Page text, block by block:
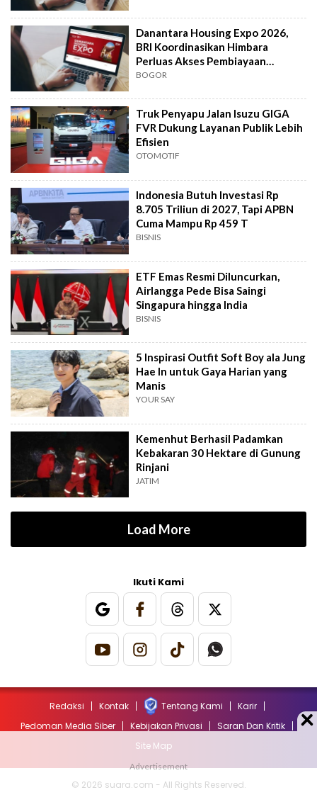
Danantara Housing Expo 2026,
BRI Koordinasikan Himbara
Perluas Akses Pembiayaan
Perumahan
BOGOR
Truk Penyapu Jalan Isuzu GIGA
FVR Dukung Layanan Publik Lebih
Efisien
OTOMOTIF
Indonesia Butuh Investasi Rp
8.705 Triliun di 2027, Tapi APBN
Cuma Mampu Rp 459 T
BISNIS
ETF Emas Resmi Diluncurkan,
Airlangga Pede Bisa Saingi
Singapura hingga India
BISNIS
5 Inspirasi Outfit Soft Boy ala Jung
Hae In untuk Gaya Harian yang
Manis
YOUR SAY
Kemenhut Berhasil Padamkan
Kebakaran 30 Hektare di Gunung
Rinjani
JATIM
Load More
Ikuti Kami
Redaksi Kontak Tentang Kami
Karir
Pedoman Media Siber
Kebijakan Privasi
Saran Dan Kritik
Site Map
© 2026 suara.com - All Rights Reserved.